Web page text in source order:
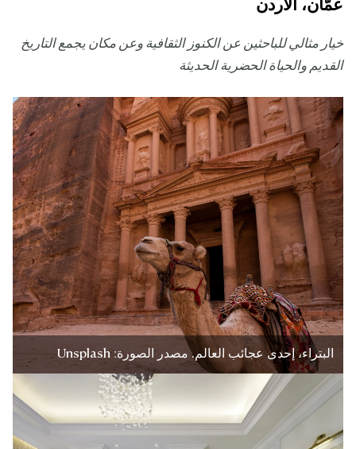
عمّان، الأردن
خيار مثالي للباحثين عن الكنوز الثقافية وعن مكان يجمع التاريخ
القديم والحياة الحضرية الحديثة
البتراء، إحدى عجائب العالم. مصدر الصورة: Unsplash